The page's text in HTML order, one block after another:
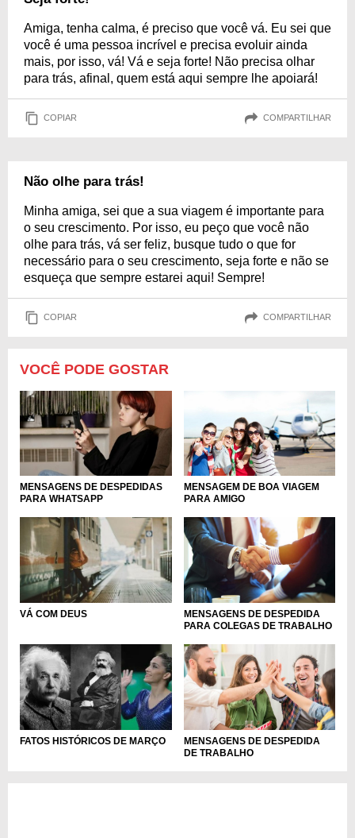
Amiga, tenha calma, é preciso que você vá. Eu sei que
você é uma pessoa incrível e precisa evoluir ainda
mais, por isso, vá! Vá e seja forte! Não precisa olhar
para trás, afinal, quem está aqui sempre lhe apoiará!
COPIAR COMPARTILHAR
Não olhe para trás!
Minha amiga, sei que a sua viagem é importante para
o seu crescimento. Por isso, eu peço que você não
olhe para trás, vá ser feliz, busque tudo o que for
necessário para o seu crescimento, seja forte e não se
esqueça que sempre estarei aqui! Sempre!
COPIAR COMPARTILHAR
VOCÊ PODE GOSTAR
MENSAGENS DE DESPEDIDAS
PARA WHATSAPP
MENSAGEM DE BOA VIAGEM
PARA AMIGO
VÁ COM DEUS
MENSAGENS DE DESPEDIDA
PARA COLEGAS DE TRABALHO
FATOS HISTÓRICOS DE MARÇO
MENSAGENS DE DESPEDIDA
DE TRABALHO